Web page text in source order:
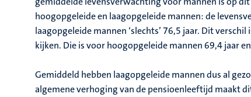
hoogopgeleide en laagopgeleide mannen: de
laagopgeleide mannen ‘slechts’ 76,5 jaar. Dit
kijken. Die is voor hoogopgeleide mannen 69,4 jaar
Gemiddeld hebben laagopgeleide mannen dus al
algemene verhoging van de pensioenleeftijd maakt